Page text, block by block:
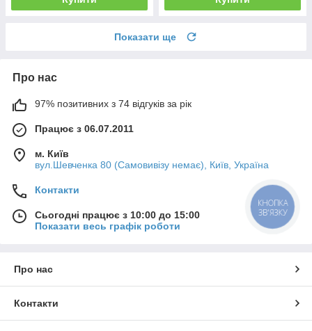
Показати ще
Про нас
97% позитивних з 74 відгуків за рік
Працює з 06.07.2011
м. Київ
вул.Шевченка 80 (Самовивізу немає), Київ, Україна
Контакти
Сьогодні працює з 10:00 до 15:00
Показати весь графік роботи
Про нас
Контакти
КНОПКА
ЗВ'ЯЗКУ